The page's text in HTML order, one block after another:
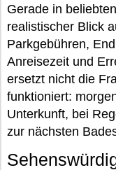
Gerade in
realistischer Blick
Parkgebühren,
Anreisezeit und
ersetzt nicht die
funktioniert:
Unterkunft, bei
zur nächsten